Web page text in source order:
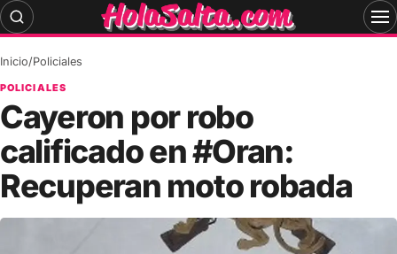
Skip
to
Inicio/Policiales
POLICIALES
Cayeron por robo
calificado en #Oran:
Recuperan moto robada